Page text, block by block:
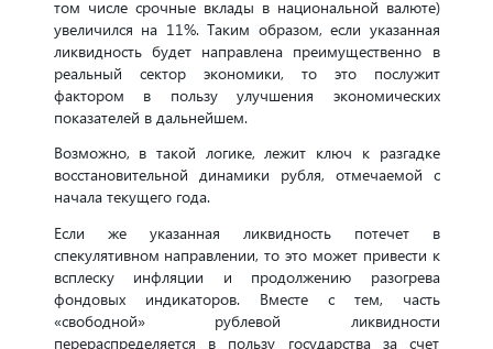
том числе срочные вклады в национальной валюте)
увеличился на 11%. Таким образом, если указанная
ликвидность будет направлена преимущественно в
реальный сектор экономики, то это послужит
фактором в пользу улучшения экономических
показателей в дальнейшем.
Возможно, в такой логике, лежит ключ к разгадке
восстановительной динамики рубля, отмечаемой с
начала текущего года.
Если же указанная ликвидность потечет в
спекулятивном направлении, то это может привести к
всплеску инфляции и продолжению разогрева
фондовых индикаторов. Вместе с тем, часть
«свободной» рублевой ликвидности
перераспределяется в пользу государства за счет